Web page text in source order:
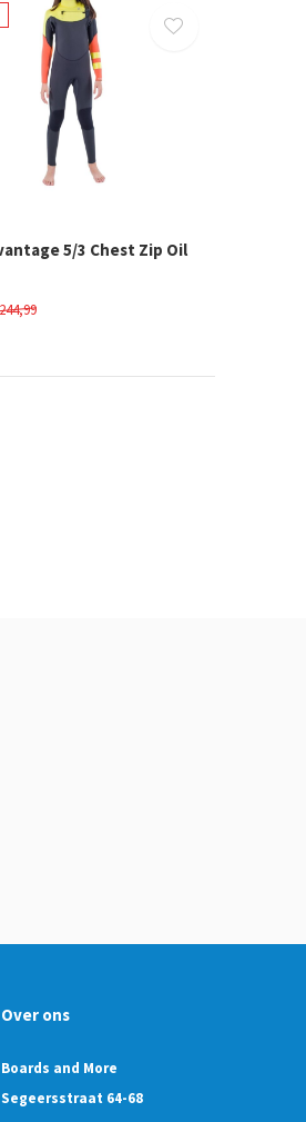
5/3 Chest Zip Oil
Over ons
Boards and More
Segeersstraat 64-68